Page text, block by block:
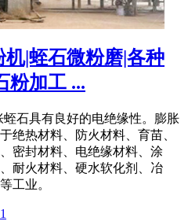
|蛭石微粉磨|各种
粉加工 ...
蛭石具有良好的电绝缘性。膨胀
绝热材料、防火材料、育苗、
密封材料、电绝缘材料、涂
耐火材料、硬水软化剂、冶
工业。